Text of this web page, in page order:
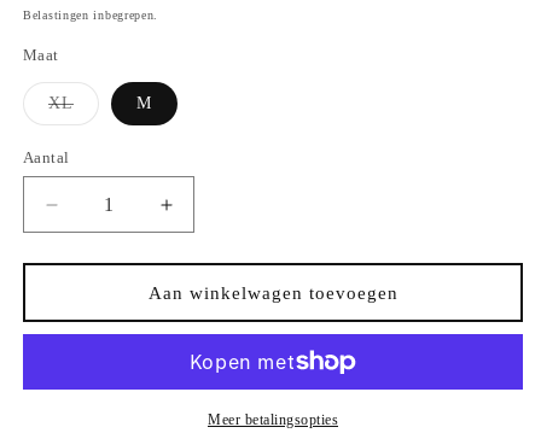
prijs
Belastingen inbegrepen.
Maat
XLVariant
uitverkocht
M
Aantal
Aantal
Aantal
verlagen
voor
Top
Wit
2)
Aantal
verhogen
voor
Kanten
Top
Wit
(model
2)
driekwart
Aan winkelwagen toevoegen
Meer betalingsopties